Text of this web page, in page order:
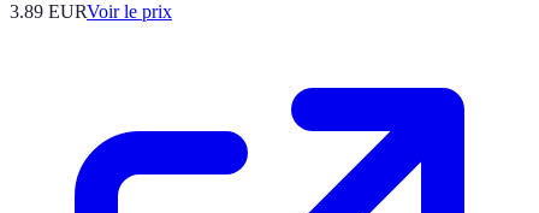
3.89 EURVoir le prix